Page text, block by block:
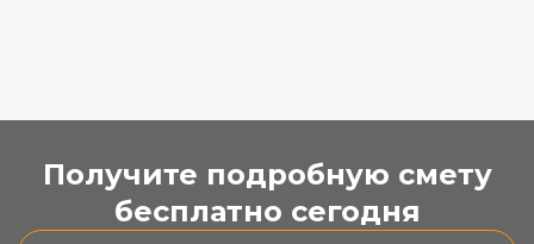
Получите подробную смету
бесплатно сегодня